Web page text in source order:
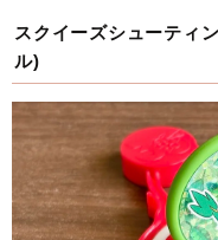
スクイーズシューティ
ル)